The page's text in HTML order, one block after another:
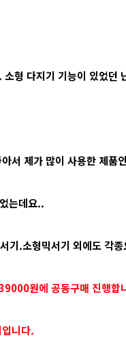
형 다지기 기능이 있었던
서 제가 많이 사용한 제품
는데요..
기.소형믹서기 외에도 각
원에 공동구매 진행합
니다.